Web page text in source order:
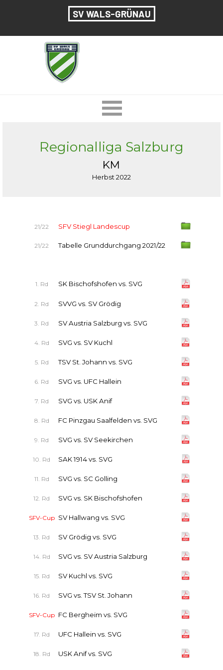
SV WALS-GRÜNAU
Regionalliga Salzburg
KM
Herbst 2022
21/22 SFV Stiegl Landescup
21/22 Tabelle Grunddurchgang 2021/22
1. Rd SK Bischofshofen vs. SVG
2. Rd SVVG vs. SV Grödig
3. Rd SV Austria Salzburg vs. SVG
4. Rd SVG vs. SV Kuchl
5. Rd TSV St. Johann vs. SVG
6. Rd SVG vs. UFC Hallein
7. Rd SVG vs. USK Anif
8. Rd FC Pinzgau Saalfelden vs. SVG
9. Rd SVG vs. SV Seekirchen
10. Rd SAK 1914 vs. SVG
11. Rd SVG vs. SC Golling
12. Rd SVG vs. SK Bischofshofen
SFV-Cup SV Hallwang vs. SVG
13. Rd SV Grödig vs. SVG
14. Rd SVG vs. SV Austria Salzburg
15. Rd SV Kuchl vs. SVG
16. Rd SVG vs. TSV St. Johann
SFV-Cup FC Bergheim vs. SVG
17. Rd UFC Hallein vs. SVG
18. Rd USK Anif vs. SVG